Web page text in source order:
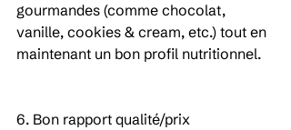
gourmandes (comme chocolat,
vanille, cookies & cream, etc.) tout en
maintenant un bon profil nutritionnel.
6. Bon rapport qualité/prix